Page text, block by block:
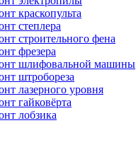
краскопульта
степлера
строительного фена
фрезера
шлифовальной машины
штробореза
лазерного уровня
гайковёрта
лобзика